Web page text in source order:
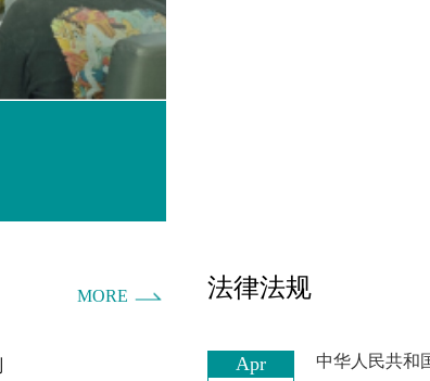
MORE 法律法规
Apr 中华人民共和